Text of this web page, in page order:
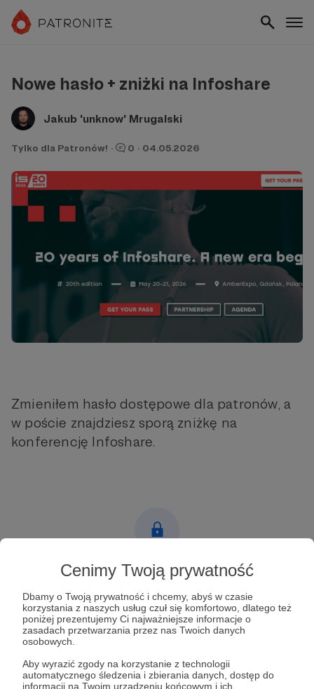
Cenimy Twoją prywatność
Dbamy o Twoją prywatność i chcemy, abyś w czasie
korzystania z naszych usług czuł się komfortowo, dlatego też
poniżej prezentujemy Ci najważniejsze informacje o
zasadach przetwarzania przez nas Twoich danych
osobowych.
Aby wyrazić zgody na korzystanie z technologii
automatycznego śledzenia i zbierania danych, dostęp do
informacji na Twoim urządzeniu końcowym i ich
Nowe hasło + zniżki na Infoshare
Jakub 'unknow' Mrugalski
Tylko dla Patronów! · 0 · 04.05.2026
Zmieniłem hasło dostępowe dla patronów, a
w poście znajdziesz sporą zniżkę na
konferencję Infoshare.
Post dostępny tylko dla Patronów
Aby zobaczyć ten materiał musisz być zalogowany
Zostań Patronem
Zaloguj się